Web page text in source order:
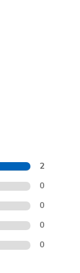
2
0
0
0
0